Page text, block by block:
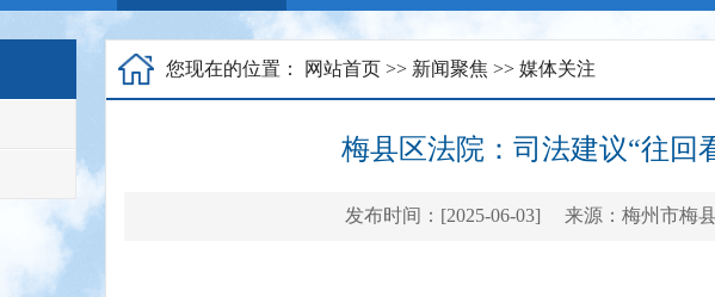
您现在的位置： 网站首页 >> 新闻聚焦 >> 媒体关注
梅县区法院：司法建议“往回
发布时间：[2025-06-03] 来源：梅州市梅